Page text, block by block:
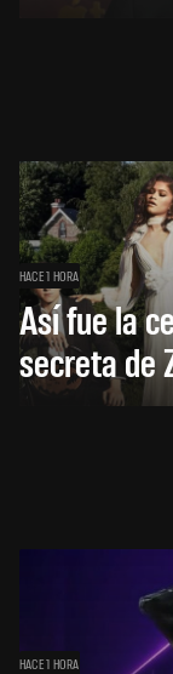
HACE 1 HORA
Así fue la
secreta de
HACE 1 HORA